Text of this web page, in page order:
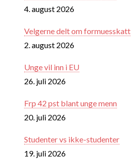
4. august 2026
Velgerne delt om formuesskatt
2. august 2026
Unge vil inn i EU
26. juli 2026
Frp 42 pst blant unge menn
20. juli 2026
Studenter vs ikke-studenter
19. juli 2026